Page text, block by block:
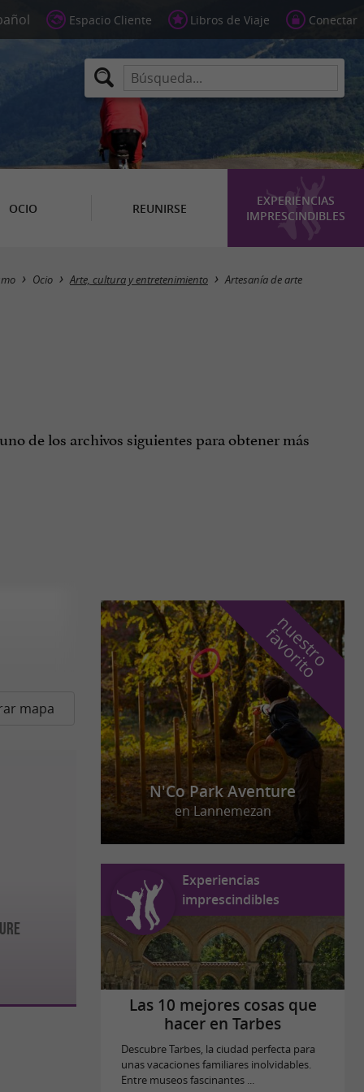
Espacio Cliente Libros de Viaje Conectar
OCIO REUNIRSE
EXPERIENCIAS
IMPRESCINDIBLES
Masquer la carte
Ocio Arte, cultura y entretenimiento Artesanía de arte
de los archivos siguientes para obtener más
mapa
n
u
e
s
t
r
o
f
a
v
o
r
i
t
o
N'Co Park Aventure
en Lannemezan
Experiencias
imprescindibles
Las 10 mejores cosas que
hacer en Tarbes
Descubre Tarbes, la ciudad perfecta para
unas vacaciones familiares inolvidables.
Entre museos fascinantes ...